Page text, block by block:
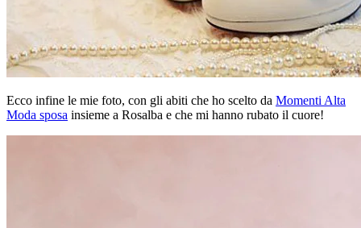
Ecco infine le mie foto, con gli abiti che ho scelto da Momenti Alta
Moda sposa insieme a Rosalba e che mi hanno rubato il cuore!